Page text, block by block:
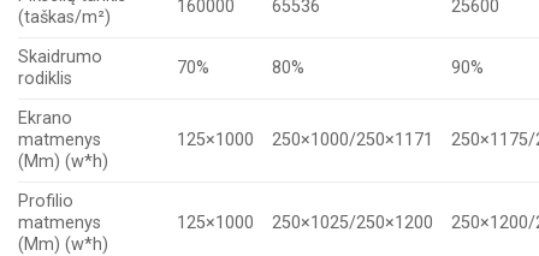
(taškas/m²)
160000 65536 25600
Skaidrumo
rodiklis
70% 80% 90%
Ekrano
matmenys
(Mm) (w*h)
125×1000 250×1000/250×1171
Profilio
matmenys
(Mm) (w*h)
125×1000 250×1025/250×1200